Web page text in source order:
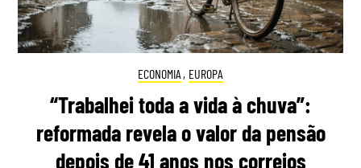
ECONOMIA , EUROPA
“Trabalhei toda a vida à chuva”:
reformada revela o valor da pensão
depois de 41 anos nos correios